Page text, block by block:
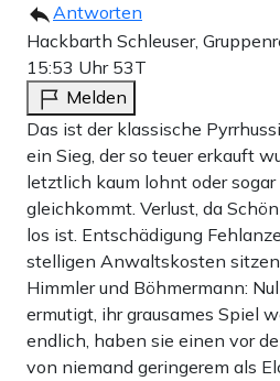
Antworten
Hackbarth Schleuser,
15:53 Uhr 53T
Melden
Das ist der klassische
ein Sieg, der so teuer erkauft
letztlich kaum lohnt oder
gleichkommt. Verlust, da
los ist. Entschädigung
stelligen Anwaltskosten
Himmler und Böhmermann:
ermutigt, ihr grausames Spiel
endlich, haben sie einen vor
von niemand geringerem als